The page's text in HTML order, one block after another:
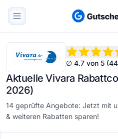
∅ 4.7 von 5
Aktuelle Vivara
2026)
14 geprüfte Angebote: Jetzt mit
& weiteren Rabatten sparen!